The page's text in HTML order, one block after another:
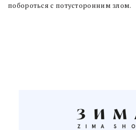
побороться с потусторонним злом.